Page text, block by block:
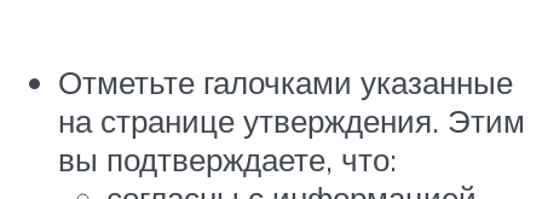
Отметьте галочками указанные
на странице утверждения. Этим
вы подтверждаете, что: